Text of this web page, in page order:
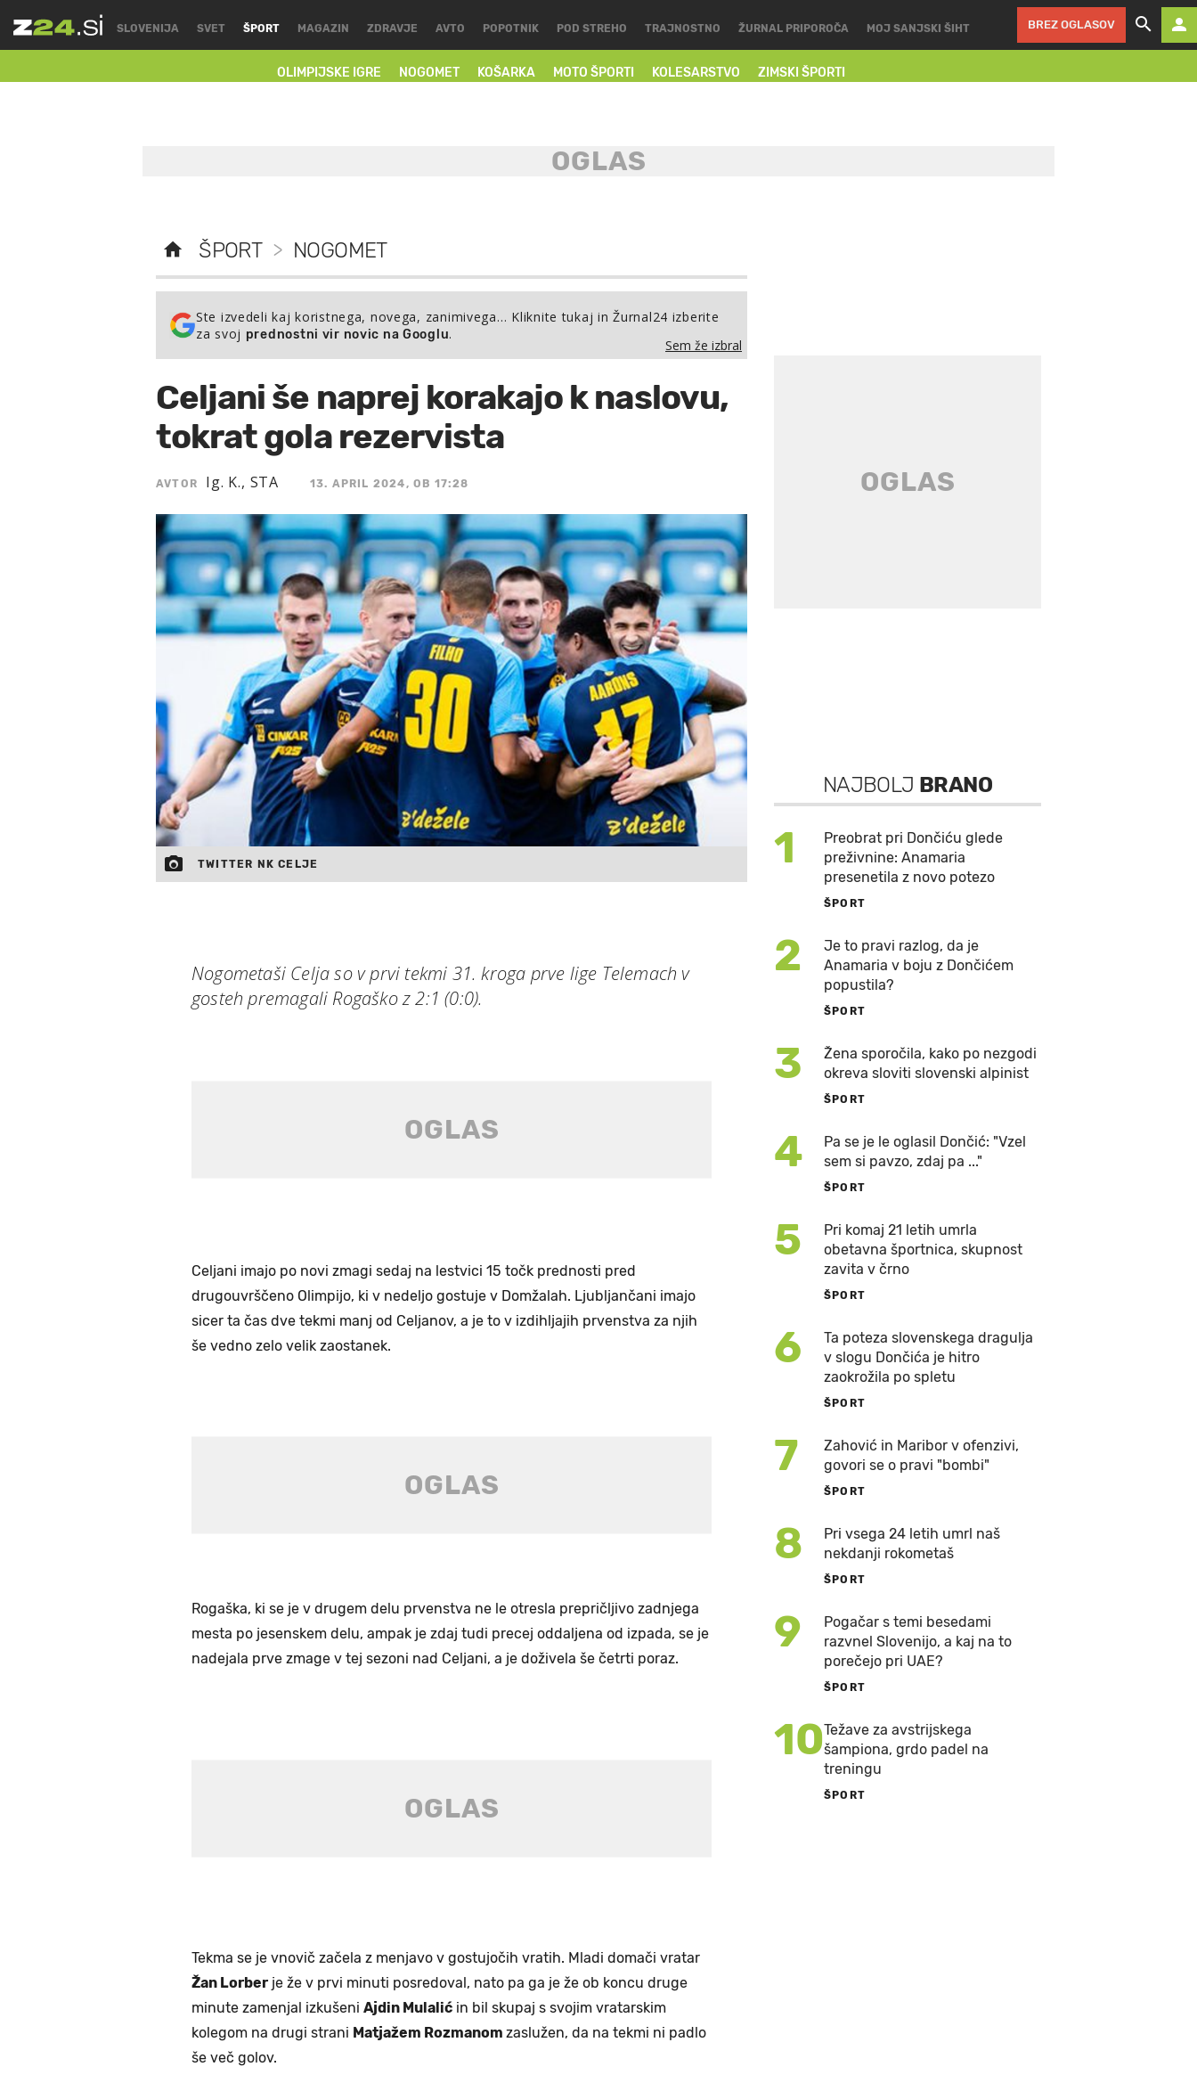
SLOVENIJA SVET ŠPORT
OLIMPIJSKE IGRE NOGOMET KOŠARKA MOTO ŠPORTI KOLESARSTVO ZIMSKI ŠPORTI
MAGAZIN ZDRAVJE AVTO POPOTNIK POD STREHO TRAJNOSTNO ŽURNAL PRIPOROČA MOJ SANJSKI ŠIHT BREZ OGLASOV
ŠPORT > NOGOMET
Ste izvedeli kaj koristnega, novega, zanimivega… Kliknite tukaj in Žurnal24 izberite
za svoj prednostni vir novic na Googlu.
Sem že izbral
Celjani še naprej korakajo k naslovu,
tokrat gola rezervista
AVTOR Ig. K., STA 13. APRIL 2024, OB 17:28
TWITTER NK CELJE
Nogometaši Celja so v prvi tekmi 31. kroga prve lige Telemach v
gosteh premagali Rogaško z 2:1 (0:0).
Celjani imajo po novi zmagi sedaj na lestvici 15 točk prednosti pred
drugouvrščeno Olimpijo, ki v nedeljo gostuje v Domžalah. Ljubljančani imajo
sicer ta čas dve tekmi manj od Celjanov, a je to v izdihljajih prvenstva za njih
še vedno zelo velik zaostanek.
Rogaška, ki se je v drugem delu prvenstva ne le otresla prepričljivo zadnjega
mesta po jesenskem delu, ampak je zdaj tudi precej oddaljena od izpada, se je
nadejala prve zmage v tej sezoni nad Celjani, a je doživela še četrti poraz.
Tekma se je vnovič začela z menjavo v gostujočih vratih. Mladi domači vratar
Žan Lorber je že v prvi minuti posredoval, nato pa ga je že ob koncu druge
minute zamenjal izkušeni Ajdin Mulalić in bil skupaj s svojim vratarskim
kolegom na drugi strani Matjažem Rozmanom zaslužen, da na tekmi ni padlo
še več golov.
NAJBOLJ BRANO
1
Preobrat pri Dončiću glede
preživnine: Anamaria
presenetila z novo potezo
ŠPORT
2
Je to pravi razlog, da je
Anamaria v boju z Dončićem
popustila?
ŠPORT
3
Žena sporočila, kako po nezgodi
okreva sloviti slovenski alpinist
ŠPORT
4
Pa se je le oglasil Dončić: "Vzel
sem si pavzo, zdaj pa ..."
ŠPORT
5
Pri komaj 21 letih umrla
obetavna športnica, skupnost
zavita v črno
ŠPORT
6
Ta poteza slovenskega dragulja
v slogu Dončića je hitro
zaokrožila po spletu
ŠPORT
7
Zahović in Maribor v ofenzivi,
govori se o pravi "bombi"
ŠPORT
8
Pri vsega 24 letih umrl naš
nekdanji rokometaš
ŠPORT
9
Pogačar s temi besedami
razvnel Slovenijo, a kaj na to
porečejo pri UAE?
ŠPORT
10Težave za avstrijskega
šampiona, grdo padel na
treningu
ŠPORT